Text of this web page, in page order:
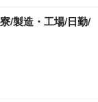
/製造・工場/日勤/